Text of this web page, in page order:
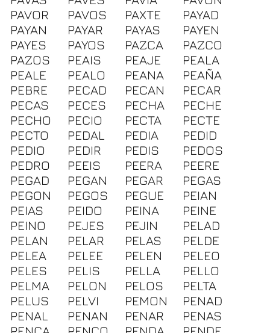
PAVOR
PAVOS PAXTE
PAYAD
PAYAN
PAYAR PAYAS
PAYEN
PAYES
PAYOS PAZCA
PAZCO
PAZOS
PEAIS PEAJE
PEALA
PEALE
PEALO PEANA
PEAÑA
PEBRE
PECAD PECAN
PECAR
PECAS
PECES PECHA
PECHE
PECHO
PECIO PECTA
PECTE
PECTO
PEDAL PEDIA
PEDID
PEDIO
PEDIR PEDIS
PEDOS
PEDRO
PEEIS PEERA
PEERE
PEGAD
PEGAN PEGAR
PEGAS
PEGON
PEGOS PEGUE
PEIAN
PEIAS
PEIDO PEINA
PEINE
PEINO
PEJES PEJIN
PELAD
PELAN
PELAR PELAS
PELDE
PELEA
PELEE PELEN
PELEO
PELES
PELIS PELLA
PELLO
PELMA
PELON PELOS
PELTA
PELUS
PELVI PEMON
PENAD
PENAL
PENAN PENAR
PENAS